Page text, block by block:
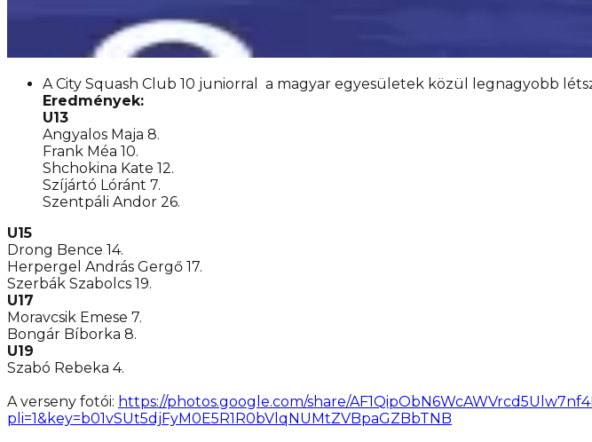
A City Squash Club 10 juniorral a magyar egyesületek közül legnagyobb
Eredmények:
U13
Angyalos Maja 8.
Frank Méa 10.
Shchokina Kate 12.
Szíjártó Lóránt 7.
Szentpáli Andor 26.
U15
Drong Bence 14.
Herpergel András Gergő 17.
Szerbák Szabolcs 19.
U17
Moravcsik Emese 7.
Bongár Bíborka 8.
U19
Szabó Rebeka 4.
A verseny fotói: https://photos.google.com/share/
pli=1&key=b01vSUt5djFyM0E5R1R0bVlqNUMtZVBpaGZBbTNB